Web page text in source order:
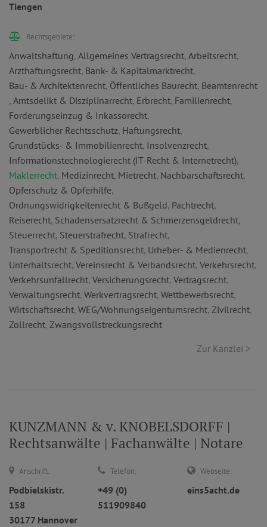
Tiengen
Rechtsgebiete:
Anwaltshaftung, Allgemeines Vertragsrecht, Arbeitsrecht,
Arzthaftungsrecht, Bank- & Kapitalmarktrecht,
Bau- & Architektenrecht, Öffentliches Baurecht, Beamtenrecht
, Amtsdelikt & Disziplinarrecht, Erbrecht, Familienrecht,
Forderungseinzug & Inkassorecht,
Gewerblicher Rechtsschutz, Haftungsrecht,
Grundstücks- & Immobilienrecht, Insolvenzrecht,
Informationstechnologierecht (IT-Recht & Internetrecht),
Maklerrecht, Medizinrecht, Mietrecht, Nachbarschaftsrecht,
Opferschutz & Opferhilfe,
Ordnungswidrigkeitenrecht & Bußgeld, Pachtrecht,
Reiserecht, Schadensersatzrecht & Schmerzensgeldrecht,
Steuerrecht, Steuerstrafrecht, Strafrecht,
Transportrecht & Speditionsrecht, Urheber- & Medienrecht,
Unterhaltsrecht, Vereinsrecht & Verbandsrecht, Verkehrsrecht,
Verkehrsunfallrecht, Versicherungsrecht, Vertragsrecht,
Verwaltungsrecht, Werkvertragsrecht, Wettbewerbsrecht,
Wirtschaftsrecht, WEG/Wohnungseigentumsrecht, Zivilrecht,
Zollrecht, Zwangsvollstreckungsrecht
Zur Kanzlei >
KUNZMANN & v. KNOBELSDORFF |
Rechtsanwälte | Fachanwälte | Notare
Anschrift:
Podbielskistr.
158
30177 Hannover
Telefon:
+49 (0)
511909840
Webseite:
eins5acht.de